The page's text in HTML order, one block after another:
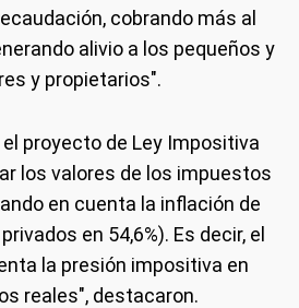
cobrando más al
alivio a los pequeños y
y propietarios".
proyecto de Ley Impositiva
los valores de los impuestos
en cuenta la inflación de
en 54,6%). Es decir, el
la presión impositiva en
reales", destacaron.